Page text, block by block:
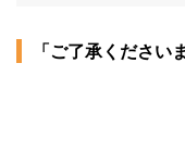
「ご了承ください